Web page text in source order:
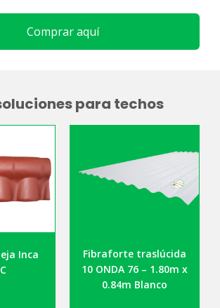
Comprar aquí
para techos
Inca
Fibraforte traslúcida
10 ONDA 76 – 1.80m x
0.84m Blanco